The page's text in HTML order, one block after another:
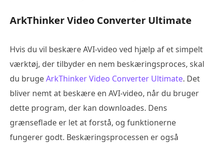
ArkThinker Video Converter Ultimate
Hvis du vil beskære AVI-video ved hjælp af et simpelt
værktøj, der tilbyder en nem beskæringsproces, skal
du brugeArkThinker Video Converter Ultimate. Det
bliver nemt at beskære en AVI-video, når du bruger
dette program, der kan downloades. Dens
grænseflade er let at forstå, og funktionerne
fungerer godt. Beskæringsprocessen er også